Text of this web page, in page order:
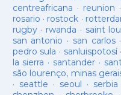
centreafricana · reunion ·
rosario · rostock ·
rugby· rwanda · saint
san antonio · san carlos·
pedro sula · sanluispotosí·
la sierra · santander ·
são lourenço, minas
· seattle · seoul · serbia